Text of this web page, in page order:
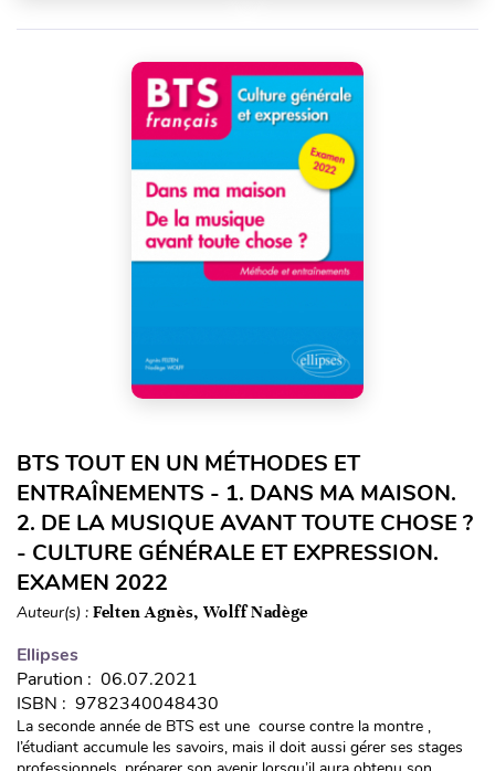
BTS TOUT EN UN MÉTHODES ET
ENTRAÎNEMENTS - 1. DANS MA MAISON.
2. DE LA MUSIQUE AVANT TOUTE CHOSE ?
- CULTURE GÉNÉRALE ET EXPRESSION.
EXAMEN 2022
Auteur(s) : Felten Agnès, Wolff Nadège
Ellipses
Parution : 06.07.2021
ISBN : 9782340048430
La seconde année de BTS est une course contre la montre ,
l’étudiant accumule les savoirs, mais il doit aussi gérer ses stages